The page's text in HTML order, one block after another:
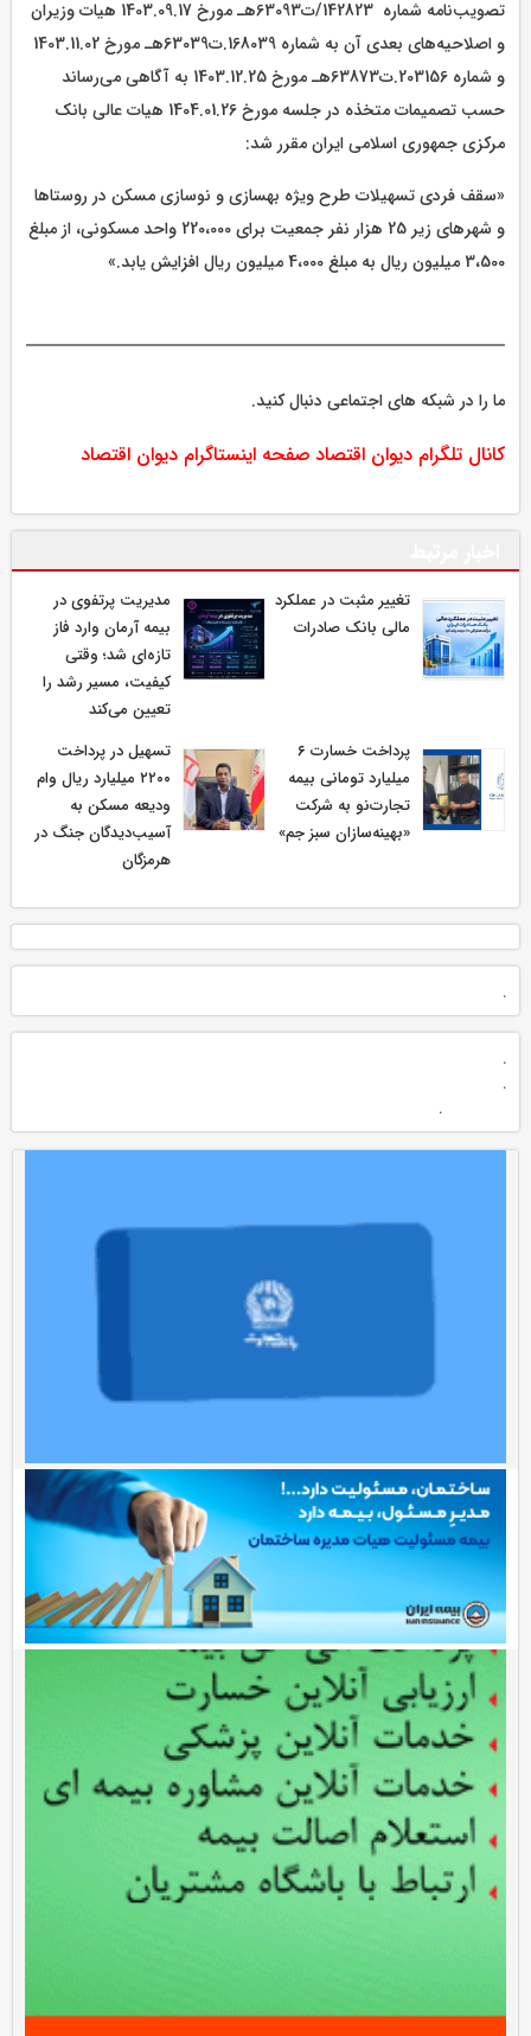
تصويب‌نامه‌‌ شماره 142823‏‏‏‏‏/ت63093هـ مورخ 1403.09.17 هیات وزیران
و اصلاحیه‌های بعدی آن به شماره 168039‏‏‏.ت63039هـ مورخ 1403.11.02
و شماره 203156‏‏‏.ت63873هـ مورخ 1403.12.25 به آگاهی می‌رساند
حسب تصمیمات متخذه در جلسه مورخ 1404.01.26 هیات عالی بانک
مرکزی جمهوری اسلامی ایران مقرر شد:
«سقف فردی تسهیلات طرح ویژه بهسازی و نوسازی مسکن در روستاها
و شهرهای زیر 25 هزار نفر جمعیت برای 220،000 واحد مسکونی، از مبلغ
3،500 میلیون ریال به مبلغ 4،000 میلیون ریال افزایش یابد.»
ما را در شبکه های اجتماعی دنبال کنید.
کانال تلگرام دیوان اقتصاد صفحه اینستاگرام دیوان اقتصاد
تغییر مثبت در عملکرد
مالی بانک صادرات
مدیریت پرتفوی در
بیمه آرمان وارد فاز
تازه‌ای شد؛ وقتی
کیفیت، مسیر رشد را
تعیین می‌کند
پرداخت خسارت ۶
میلیارد تومانی بیمه
تجارت‌نو به شرکت
«بهینه‌سازان سبز جم»
تسهیل در پرداخت
۲۲۰۰ میلیارد ریال وام
ودیعه مسکن به
آسیب‌دیدگان جنگ در
هرمزگان
.
.
.
.